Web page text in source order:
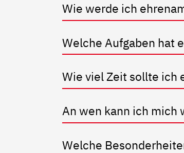
Wie werde ich
Welche Aufgaben hat
Wie viel Zeit sollte ich
An wen kann ich mich
Welche